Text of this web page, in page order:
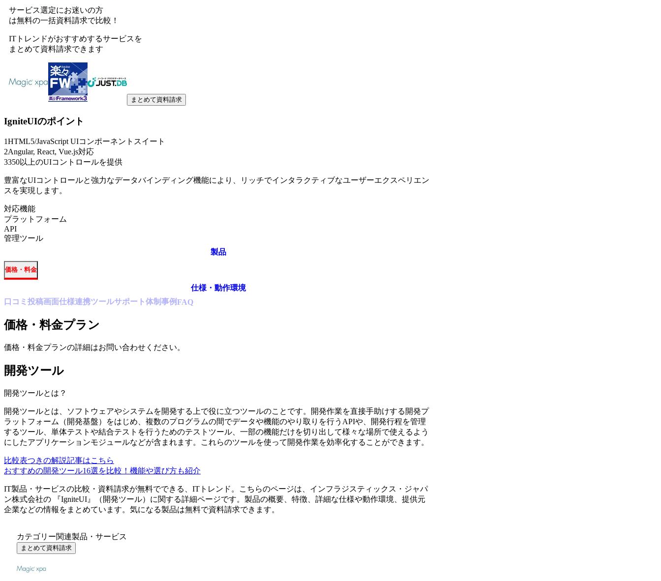
サービス選定にお迷いの方
は無料の一括資料請求で比較！
ITトレンドがおすすめするサービスを
まとめて資料請求できます
まとめて資料請求
IgniteUIのポイント
1HTML5/JavaScript UIコンポーネントスイート
2Angular, React, Vue.js対応
3350以上のUIコントロールを提供
豊富なUIコントロールと強力なデータバインディング機能により、リッチでインタラクティブなユーザーエクスペリエン
スを実現します。
対応機能
プラットフォーム
API
管理ツール
製品
価格・料金
仕様・動作環境
口コミ 投稿画面仕様連携ツールサポート体制 事例FAQ
価格・料金プラン
価格・料金プランの詳細はお問い合わせください。
開発ツール
開発ツールとは？
開発ツールとは、ソフトウェアやシステムを開発する上で役に立つツールのことです。開発作業を直接手助けする開発プ
ラットフォーム（開発基盤）をはじめ、複数のプログラムの間でデータや機能のやり取りを行うAPIや、開発行程を管理
するツール、単体テストや結合テストを行うためのテストツール、一部の機能だけを切り出して様々な場所で使えるよう
にしたアプリケーションモジュールなどが含まれます。これらのツールを使って開発作業を効率化することができます。
比較表つきの解説記事はこちら
おすすめの開発ツール16選を比較！機能や選び方も紹介
IT製品・サービスの比較・資料請求が無料でできる、ITトレンド。こちらのページは、 インフラジスティックス・ジャパ
ン株式会社の 『IgniteUI 』（ 開発ツール）に関する詳細ページです。製品の概要、特徴、詳細な仕様や動作環境、提供元
企業などの情報をまとめています。気になる製品は無料で資料請求できます。
カテゴリー関連製品・サービス
まとめて資料請求